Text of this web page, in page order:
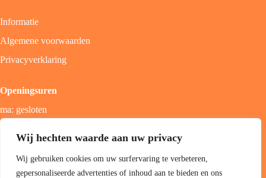
Wij hechten waarde aan uw privacy
Wij gebruiken cookies om uw surfervaring te verbeteren,
gepersonaliseerde advertenties of inhoud aan te bieden en ons
Informatie
Algemene voorwaarden
Privacyverklaring
Openingsuren
ma: gesloten
zon; gesloten